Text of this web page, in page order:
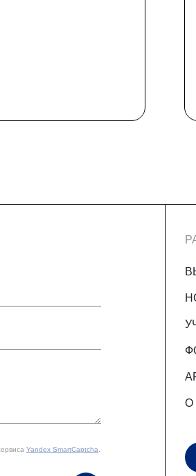
Yandex SmartCaptcha
О